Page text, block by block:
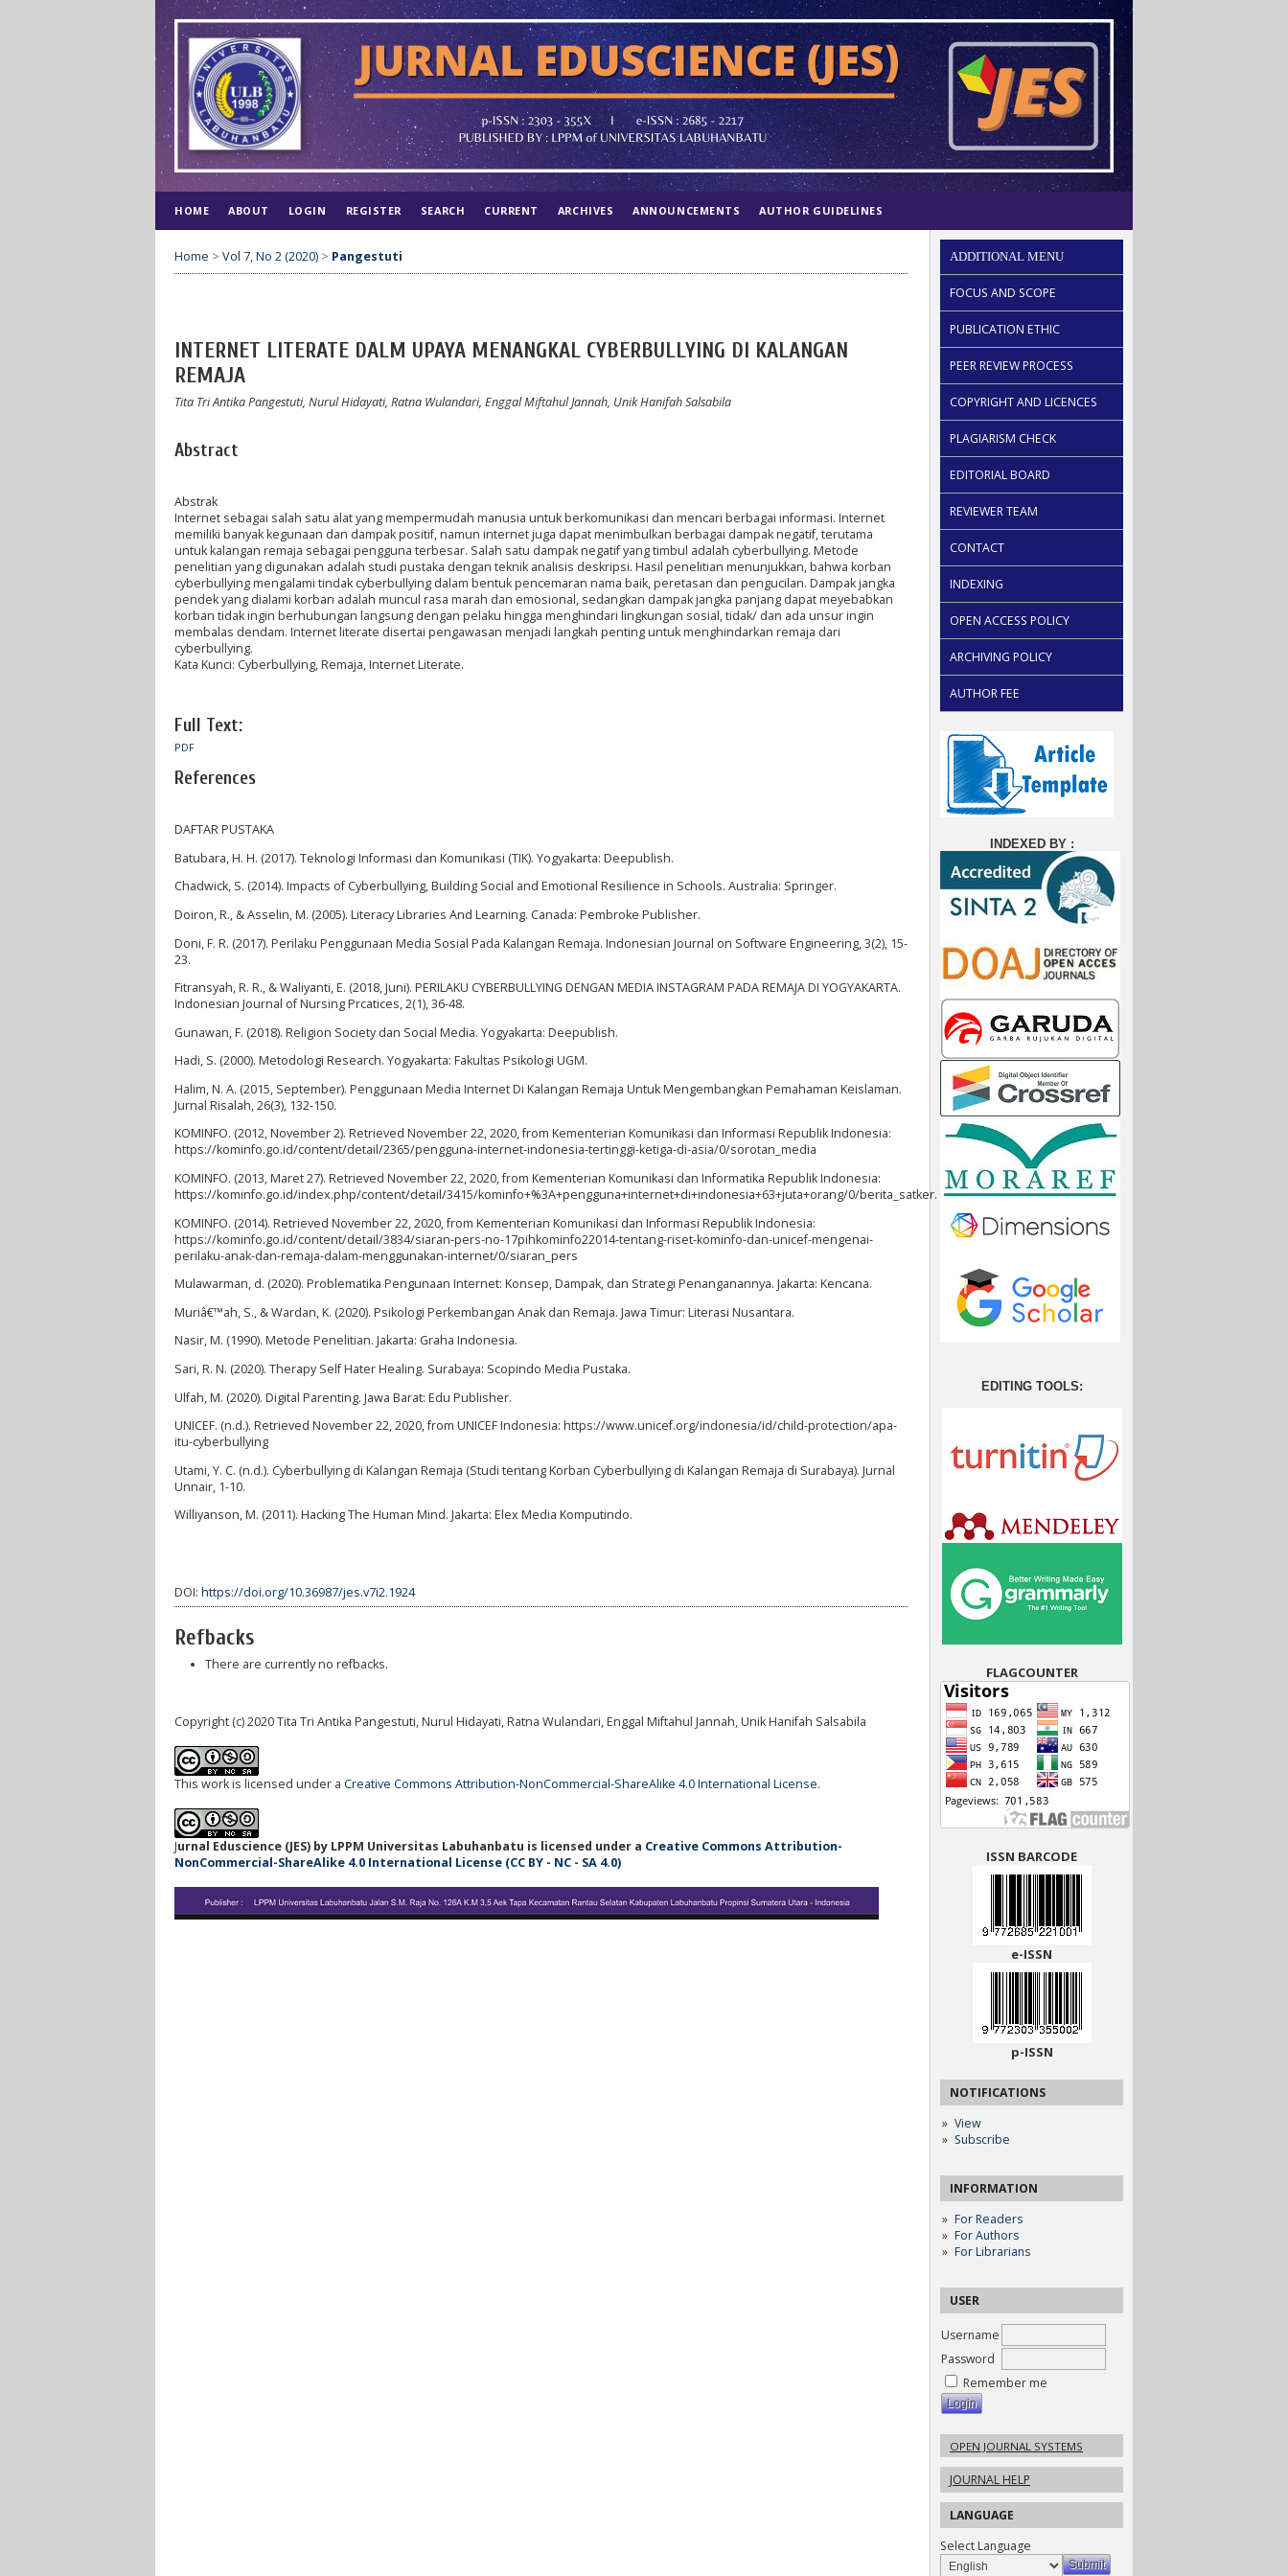
ADDITIONAL MENU
FOCUS AND SCOPE
PUBLICATION ETHIC
PEER REVIEW PROCESS
COPYRIGHT AND LICENCES
PLAGIARISM CHECK
EDITORIAL BOARD
REVIEWER TEAM
CONTACT
INDEXING
OPEN ACCESS POLICY
ARCHIVING POLICY
AUTHOR FEE
INDEXED BY :
EDITING TOOLS:
FLAGCOUNTER
ISSN BARCODE
e-ISSN
p-ISSN
NOTIFICATIONS
View
Subscribe
INFORMATION
For Readers
For Authors
For Librarians
USER
Username
Password
Remember me
OPEN JOURNAL SYSTEMS
JOURNAL HELP
LANGUAGE
Select Language
HOME ABOUT LOGIN REGISTER SEARCH CURRENT ARCHIVES ANNOUNCEMENTS AUTHOR GUIDELINES
Home > Vol 7, No 2 (2020) > Pangestuti
INTERNET LITERATE DALM UPAYA MENANGKAL CYBERBULLYING DI KALANGAN
REMAJA
Tita Tri Antika Pangestuti, Nurul Hidayati, Ratna Wulandari, Enggal Miftahul Jannah, Unik Hanifah Salsabila
Abstract
Abstrak
Internet sebagai salah satu alat yang mempermudah manusia untuk berkomunikasi dan mencari berbagai informasi. Internet
memiliki banyak kegunaan dan dampak positif, namun internet juga dapat menimbulkan berbagai dampak negatif, terutama
untuk kalangan remaja sebagai pengguna terbesar. Salah satu dampak negatif yang timbul adalah cyberbullying. Metode
penelitian yang digunakan adalah studi pustaka dengan teknik analisis deskripsi. Hasil penelitian menunjukkan, bahwa korban
cyberbullying mengalami tindak cyberbullying dalam bentuk pencemaran nama baik, peretasan dan pengucilan. Dampak jangka
pendek yang dialami korban adalah muncul rasa marah dan emosional, sedangkan dampak jangka panjang dapat meyebabkan
korban tidak ingin berhubungan langsung dengan pelaku hingga menghindari lingkungan sosial, tidak/ dan ada unsur ingin
membalas dendam. Internet literate disertai pengawasan menjadi langkah penting untuk menghindarkan remaja dari
cyberbullying.
Kata Kunci: Cyberbullying, Remaja, Internet Literate.
Full Text:
PDF
References
DAFTAR PUSTAKA
Batubara, H. H. (2017). Teknologi Informasi dan Komunikasi (TIK). Yogyakarta: Deepublish.
Chadwick, S. (2014). Impacts of Cyberbullying, Building Social and Emotional Resilience in Schools. Australia: Springer.
Doiron, R., & Asselin, M. (2005). Literacy Libraries And Learning. Canada: Pembroke Publisher.
Doni, F. R. (2017). Perilaku Penggunaan Media Sosial Pada Kalangan Remaja. Indonesian Journal on Software Engineering, 3(2), 15-
23.
Fitransyah, R. R., & Waliyanti, E. (2018, Juni). PERILAKU CYBERBULLYING DENGAN MEDIA INSTAGRAM PADA REMAJA DI YOGYAKARTA.
Indonesian Journal of Nursing Prcatices, 2(1), 36-48.
Gunawan, F. (2018). Religion Society dan Social Media. Yogyakarta: Deepublish.
Hadi, S. (2000). Metodologi Research. Yogyakarta: Fakultas Psikologi UGM.
Halim, N. A. (2015, September). Penggunaan Media Internet Di Kalangan Remaja Untuk Mengembangkan Pemahaman Keislaman.
Jurnal Risalah, 26(3), 132-150.
KOMINFO. (2012, November 2). Retrieved November 22, 2020, from Kementerian Komunikasi dan Informasi Republik Indonesia:
https://kominfo.go.id/content/detail/2365/pengguna-internet-indonesia-tertinggi-ketiga-di-asia/0/sorotan_media
KOMINFO. (2013, Maret 27). Retrieved November 22, 2020, from Kementerian Komunikasi dan Informatika Republik Indonesia:
https://kominfo.go.id/index.php/content/detail/3415/kominfo+%3A+pengguna+internet+di+indonesia+63+juta+orang/0/berita_satker.
KOMINFO. (2014). Retrieved November 22, 2020, from Kementerian Komunikasi dan Informasi Republik Indonesia:
https://kominfo.go.id/content/detail/3834/siaran-pers-no-17pihkominfo22014-tentang-riset-kominfo-dan-unicef-mengenai-
perilaku-anak-dan-remaja-dalam-menggunakan-internet/0/siaran_pers
Mulawarman, d. (2020). Problematika Pengunaan Internet: Konsep, Dampak, dan Strategi Penanganannya. Jakarta: Kencana.
Muriâ€™ah, S., & Wardan, K. (2020). Psikologi Perkembangan Anak dan Remaja. Jawa Timur: Literasi Nusantara.
Nasir, M. (1990). Metode Penelitian. Jakarta: Graha Indonesia.
Sari, R. N. (2020). Therapy Self Hater Healing. Surabaya: Scopindo Media Pustaka.
Ulfah, M. (2020). Digital Parenting. Jawa Barat: Edu Publisher.
UNICEF. (n.d.). Retrieved November 22, 2020, from UNICEF Indonesia: https://www.unicef.org/indonesia/id/child-protection/apa-
itu-cyberbullying
Utami, Y. C. (n.d.). Cyberbullying di Kalangan Remaja (Studi tentang Korban Cyberbullying di Kalangan Remaja di Surabaya). Jurnal
Unnair, 1-10.
Williyanson, M. (2011). Hacking The Human Mind. Jakarta: Elex Media Komputindo.
DOI: https://doi.org/10.36987/jes.v7i2.1924
Refbacks
There are currently no refbacks.
Copyright (c) 2020 Tita Tri Antika Pangestuti, Nurul Hidayati, Ratna Wulandari, Enggal Miftahul Jannah, Unik Hanifah Salsabila
This work is licensed under a Creative Commons Attribution-NonCommercial-ShareAlike 4.0 International License.
Jurnal Eduscience (JES) by LPPM Universitas Labuhanbatu is licensed under a Creative Commons Attribution-
NonCommercial-ShareAlike 4.0 International License (CC BY - NC - SA 4.0)